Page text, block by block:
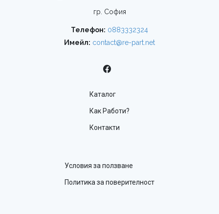
гр. София
Телефон: 0883332324
Имейл: contact@re-part.net
Каталог
Как Работи?
Контакти
Условия за ползване
Политика за поверителност